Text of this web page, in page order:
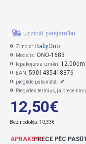
12,50€
Bez nodokļa: 10,33€
uzzināt pieejamību
Zīmols:: BabyOno
Modelis: ONO-1683
Iepakojuma izmēri:
EAN: 5901435418376
piegāde pakomātā:: ✔
Piegādes termiņš, ja prece
APRAKSTSPRECE PĒC